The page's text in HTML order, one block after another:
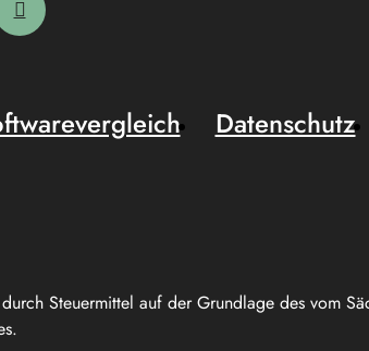
Steuermittel auf der Grundlage des vom
Datenschutz